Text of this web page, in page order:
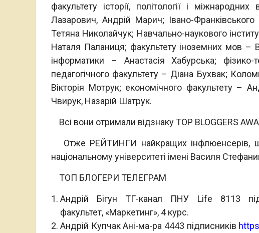
факультету історії, політології і
Лазарович, Андрій Марич; Івано-
Тетяна Николайчук; Навчально-наукового
Наталя Паланиця; факультету іноземних мов –
інформатики – Анастасія Хабурська;
педагогічного факультету – Діана Бухвак;
Вікторія Мотрук; економічного факультету –
Чвирук, Назарій Шатрук.
Всі вони отримали відзнаку TOP BLOGGERS
Отже РЕЙТИНГИ найкращих інфлюенсерів,
національному університеті імені Василя
ТОП БЛОГЕРИ ТЕЛЕГРАМ
Андрій Бігун ТГ-канал ПНУ Life 8113
факультет, «Маркетинг», 4 курс.
Андрій Купчак Ані-ма-ра 4443 підписників